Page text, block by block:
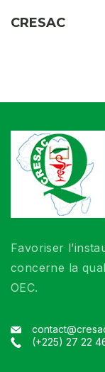
CRESAC
Favoriser
concerne la
OEC.
(+225) 27 22